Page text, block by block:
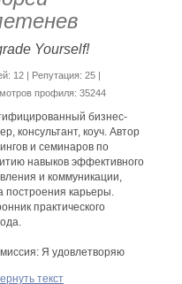
Yourself!
12 | Репутация: 25 |
профиля: 35244
бизнес-
консультант, коуч. Автор
и семинаров по
навыков эффективного
и коммуникации,
построения карьеры.
практического
Я удовлетворяю
текст